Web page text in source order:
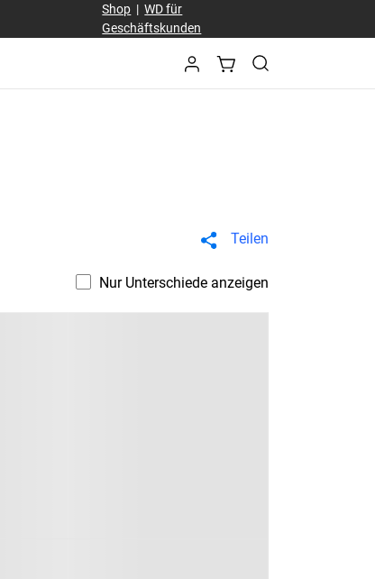
Shop |WD für
Geschäftskunden
Teilen
Nur Unterschiede anzeigen